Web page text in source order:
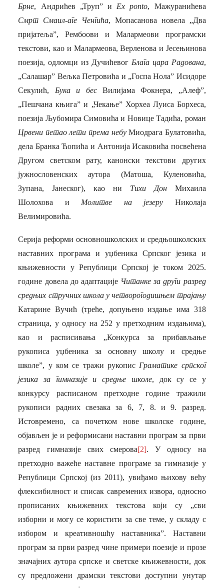
Брне, Андрићев „Труп” и Ex ponto,
Мажуранићева
Смрт Смаил-аге Ченгића, Мопасанова новела „Два
пријатеља”, Рембоови и Малармеови програмски
текстови, као и Малармеова, Верленова и Јесењинова
поезија, одломци из Дучићевог Блага цара Радована,
„Салашар” Вељка Петровића и „Госпа Нола” Исидоре
Секулић, Бука и бес Вилијама Фокнера, „Алеф”,
„Пешчана књига” и „Чекање” Хорхеа Луиса Борхеса,
поезија Љубомира Симовића и Новице Тадића, роман
Црвени петао лети према небуМиодрага Булатовића,
дела Бранка Ћопића и Антонија Исаковића посвећена
Другом светском рату, канонски текстови других
јужнословенских аутора (Матоша, Куленовића,
Зупана, Јанеског), као ни Тихи Дон Михаила
Шолохова и Молитве на језеру Николаја
Велимировића.
Серија реформи основношколских и средњошколских
наставних програма и уџбеника Српског језика и
књижевности у Републици Српској је током 2025.
године довела до адаптације Читанке за други разред
средњих стручних школа у четворогодишњем трајању
Катарине Вучић (треће, допуњено издање има 318
страница, у односу на 252 у претходним издањима),
као и расписивања „Конкурса за прибављање
рукописа уџбеника за основну школу и средње
школе”, у ком се тражи рукопис Граматике српског
језика за гимназије и средње школе, док су се у
конкурсу расписаном претходне године тражили
рукописи радних свезака за 6, 7, 8. и 9. разред.
Истовремено, са почетком нове школске године,
објављен је и реформисани наставни програм за први
разред гимназије свих смерова[2]. У односу на
претходно важеће наставне програме за гимназије у
Републици Српској (из 2011), увиђамо њихову већу
флексибилност и списак савремених извора, односно
прописаних књижевних текстова који су „сви
изборни и могу се користити за све теме, у складу с
избором и креативношћу наставника”. Наставни
програм за први разред чине примери поезије и прозе
значајних аутора српске и светске књижевности, док
су предложени драмски текстови доступни унутар